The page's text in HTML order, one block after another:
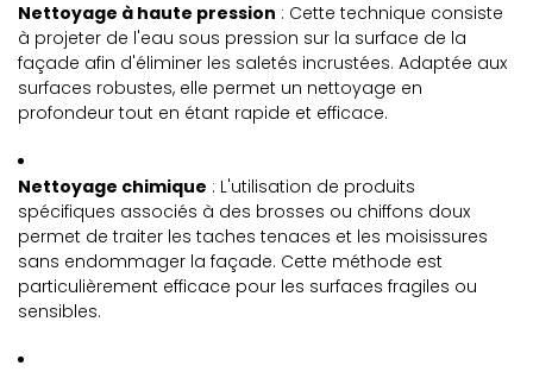
Nettoyage à haute pression : Cette technique consiste
à projeter de l'eau sous pression sur la surface de la
façade afin d'éliminer les saletés incrustées. Adaptée aux
surfaces robustes, elle permet un nettoyage en
profondeur tout en étant rapide et efficace.
Nettoyage chimique : L'utilisation de produits
spécifiques associés à des brosses ou chiffons doux
permet de traiter les taches tenaces et les moisissures
sans endommager la façade. Cette méthode est
particulièrement efficace pour les surfaces fragiles ou
sensibles.